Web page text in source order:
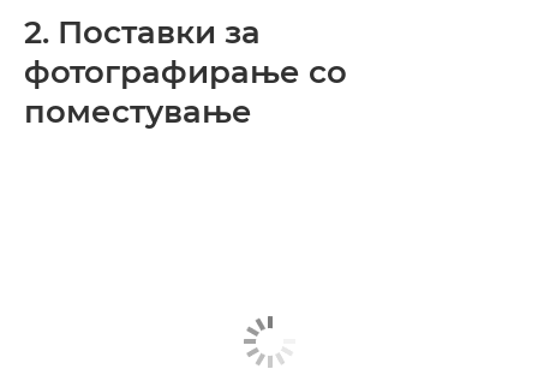
2. Поставки за
фотографирање со
поместување